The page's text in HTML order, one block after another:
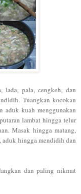
lada, pala, cengkeh, dan
Tuangkan kocokan
aduk kuah menggunakan
lambat hingga telur
Masak hingga matang,
aduk hingga mendidih dan
dan paling nikmat